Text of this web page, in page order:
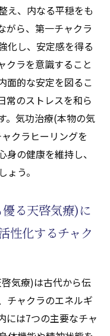
え、内なる平穏をも
がら、第一チャクラ
化し、安定感を得る
クラを意識すること
面的な安定を図るこ
常のストレスを和ら
。気功治療(本物の気
クラヒーリングを
の健康を維持し、
う。
る天啓気療)に
性化するチャク
気療)は古代から伝
チャクラのエネルギ
には7つの主要なチャ